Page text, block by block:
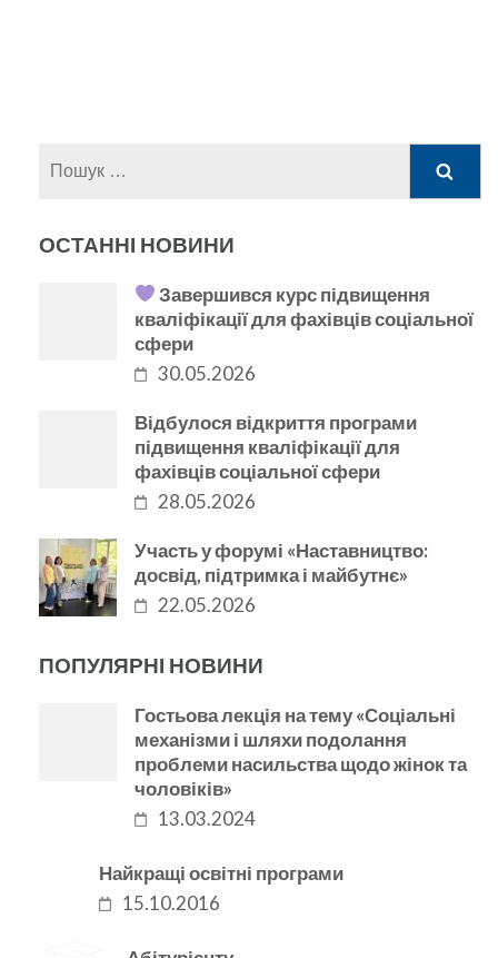
ОСТАННІ НОВИНИ
Завершився курс підвищення
кваліфікації для фахівців соціальної
сфери
30.05.2026
Відбулося відкриття програми
підвищення кваліфікації для
фахівців соціальної сфери
28.05.2026
Участь у форумі «Наставництво:
досвід, підтримка і майбутнє»
22.05.2026
ПОПУЛЯРНІ НОВИНИ
Гостьова лекція на тему «Соціальні
механізми і шляхи подолання
проблеми насильства щодо жінок та
чоловіків»
13.03.2024
Найкращі освітні програми
15.10.2016